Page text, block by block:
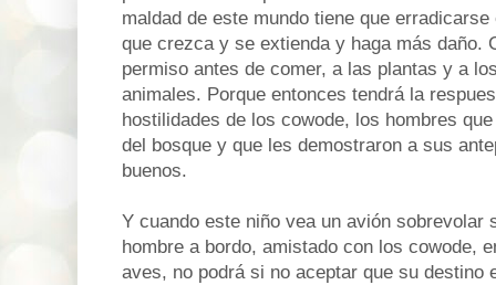
maldad de este mundo tiene que
que crezca y se extienda y haga más daño.
permiso antes de comer, a las plantas y a
animales. Porque entonces tendrá la
hostilidades de los cowode, los hombres
del bosque y que les demostraron a sus
buenos.
Y cuando este niño vea un avión sobrevolar
hombre a bordo, amistado con los cowode,
aves, no podrá si no aceptar que su destino